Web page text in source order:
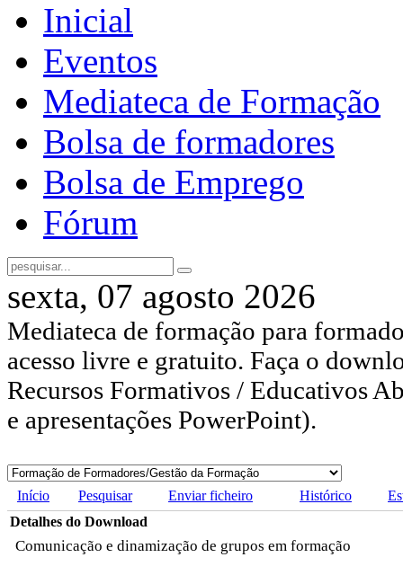
Inicial
Eventos
Mediateca de Formação
Bolsa de formadores
Bolsa de Emprego
Fórum
sexta, 07 agosto 2026
Mediateca de formação para
acesso livre e gratuito. Faça o
Recursos Formativos / Educativos
e apresentações PowerPoint).
Início Pesquisar Enviar ficheiro Histórico
Detalhes do Download
Comunicação e dinamização de grupos em formação